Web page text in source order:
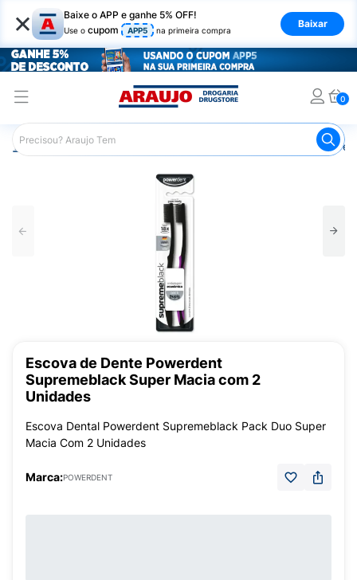
× Baixe o APP e ganhe 5% OFF!
Use o cupom APP5 na primeira compra
Baixar
0
Araujo Higiene Pessoal Escova de
Escova de Dente Powerdent
Supremeblack Super Macia com 2
Unidades
Escova Dental Powerdent Supremeblack Pack Duo Super
Macia Com 2 Unidades
Marca:POWERDENT